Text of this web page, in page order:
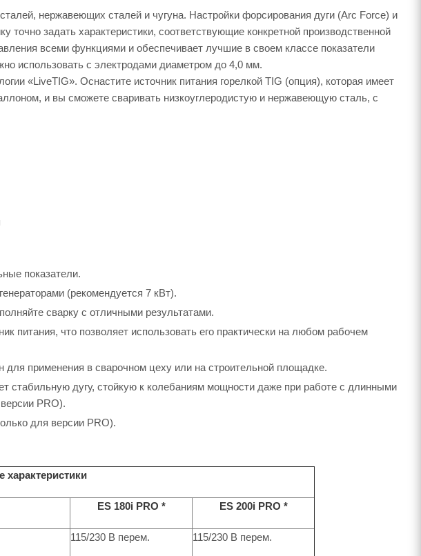
нержавеющих сталей и чугуна. Настройки форсирования дуги (Arc Force) и
точно задать характеристики, соответствующие конкретной производственной
всеми функциями и обеспечивает лучшие в своем классе показатели
использовать с электродами диаметром до 4,0 мм.
«LiveTIG». Оснастите источник питания горелкой TIG (опция), которая имеет
и вы сможете сваривать низкоуглеродистую и нержавеющую сталь, с
показатели.
(рекомендуется 7 кВт).
сварку с отличными результатами.
питания, что позволяет использовать его практически на любом рабочем
применения в сварочном цеху или на строительной площадке.
стабильную дугу, стойкую к колебаниям мощности даже при работе с длинными
PRO).
для версии PRO).
характеристики
ES 180i PRO * ES 200i PRO *
115/230 В перем. 115/230 В перем.